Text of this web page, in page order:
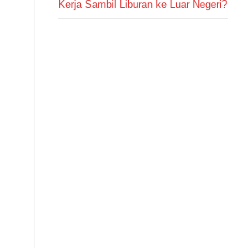
Kerja Sambil Liburan ke Luar Negeri?